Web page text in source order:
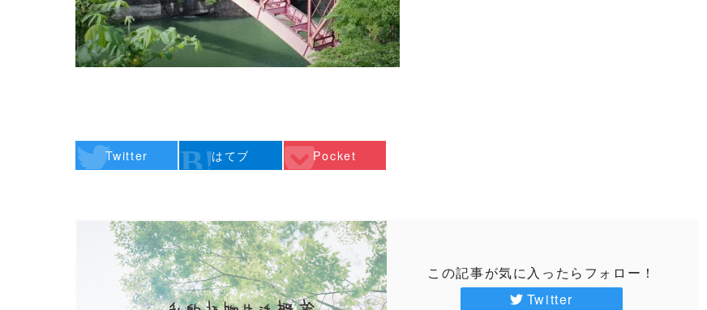
Twitter はてブ Pocket
この記事が気に入ったらフォロー！
Twitter